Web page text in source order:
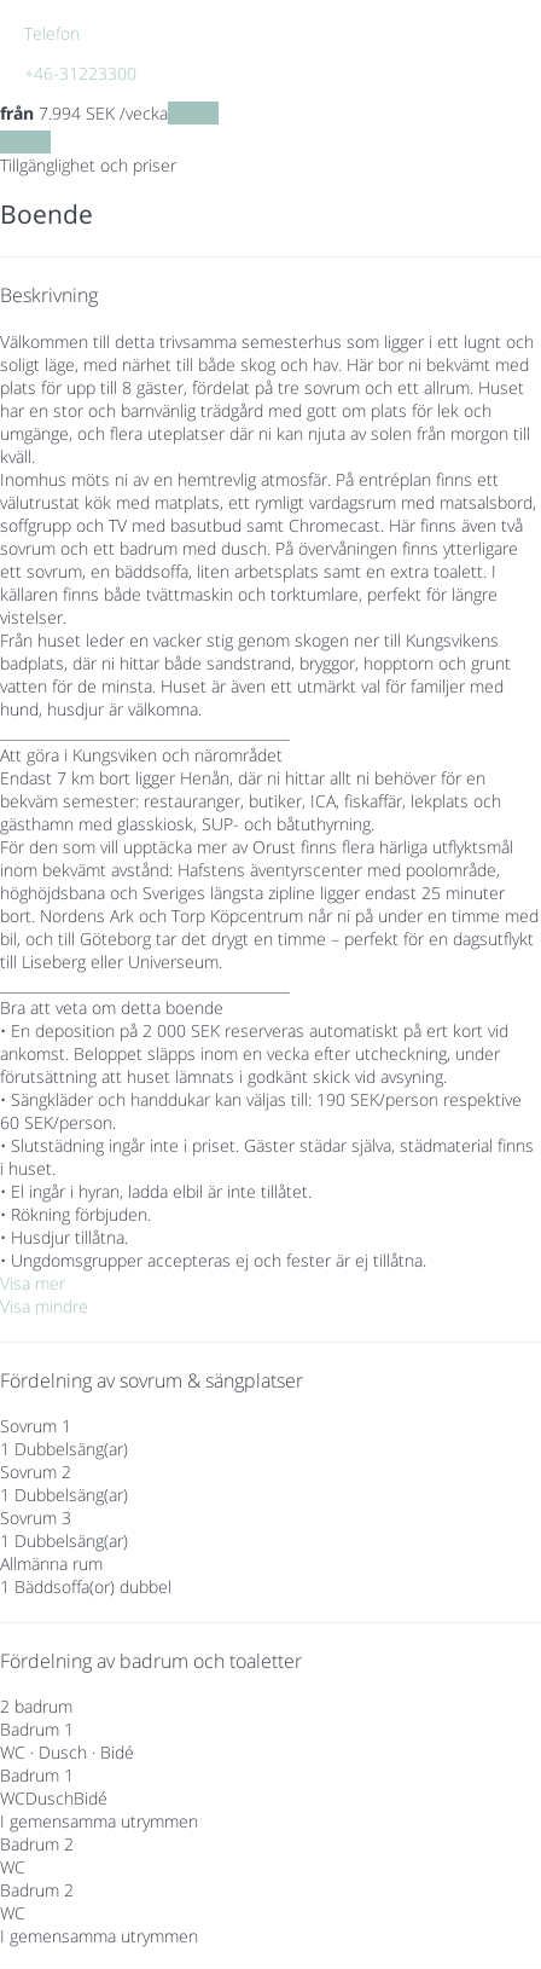
Telefon
+46-31223300
från 7.994 SEK /vecka
Tillgänglighet och priser
Boende
Beskrivning
Välkommen till detta trivsamma semesterhus som ligger i ett lugnt och
soligt läge, med närhet till både skog och hav. Här bor ni bekvämt med
plats för upp till 8 gäster, fördelat på tre sovrum och ett allrum. Huset
har en stor och barnvänlig trädgård med gott om plats för lek och
umgänge, och flera uteplatser där ni kan njuta av solen från morgon till
kväll.
Inomhus möts ni av en hemtrevlig atmosfär. På entréplan finns ett
välutrustat kök med matplats, ett rymligt vardagsrum med matsalsbord,
soffgrupp och TV med basutbud samt Chromecast. Här finns även två
sovrum och ett badrum med dusch. På övervåningen finns ytterligare
ett sovrum, en bäddsoffa, liten arbetsplats samt en extra toalett. I
källaren finns både tvättmaskin och torktumlare, perfekt för längre
vistelser.
Från huset leder en vacker stig genom skogen ner till Kungsvikens
badplats, där ni hittar både sandstrand, bryggor, hopptorn och grunt
vatten för de minsta. Huset är även ett utmärkt val för familjer med
hund, husdjur är välkomna.
Att göra i Kungsviken och närområdet
Endast 7 km bort ligger Henån, där ni hittar allt ni behöver för en
bekväm semester: restauranger, butiker, ICA, fiskaffär, lekplats och
gästhamn med glasskiosk, SUP- och båtuthyrning.
För den som vill upptäcka mer av Orust finns flera härliga utflyktsmål
inom bekvämt avstånd: Hafstens äventyrscenter med poolområde,
höghöjdsbana och Sveriges längsta zipline ligger endast 25 minuter
bort. Nordens Ark och Torp Köpcentrum når ni på under en timme med
bil, och till Göteborg tar det drygt en timme – perfekt för en dagsutflykt
till Liseberg eller Universeum.
Bra att veta om detta boende
• En deposition på 2 000 SEK reserveras automatiskt på ert kort vid
ankomst. Beloppet släpps inom en vecka efter utcheckning, under
förutsättning att huset lämnats i godkänt skick vid avsyning.
• Sängkläder och handdukar kan väljas till: 190 SEK/person respektive
60 SEK/person.
• Slutstädning ingår inte i priset. Gäster städar själva, städmaterial finns
i huset.
• El ingår i hyran, ladda elbil är inte tillåtet.
• Rökning förbjuden.
• Husdjur tillåtna.
• Ungdomsgrupper accepteras ej och fester är ej tillåtna.
Visa mer
Visa mindre
Fördelning av sovrum & sängplatser
Sovrum 1
1 Dubbelsäng(ar)
Sovrum 2
1 Dubbelsäng(ar)
Sovrum 3
1 Dubbelsäng(ar)
Allmänna rum
1 Bäddsoffa(or) dubbel
Fördelning av badrum och toaletter
2 badrum
Badrum 1
WC · Dusch · Bidé
Badrum 1
WCDuschBidé
I gemensamma utrymmen
Badrum 2
WC
Badrum 2
WC
I gemensamma utrymmen